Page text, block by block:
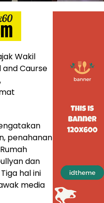
Wakil
Caurse
penahanan
dan
hal ini
media